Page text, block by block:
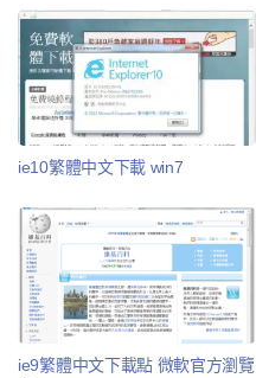
ie10繁體中文下載 win7
ie9繁體中文下載點 微軟官方瀏覽